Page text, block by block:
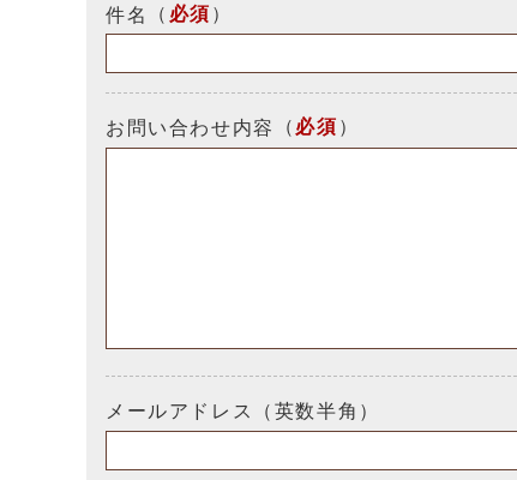
件名 （ 必須 ）
お問い合わせ内容 （ 必須 ）
メールアドレス（英数半角）